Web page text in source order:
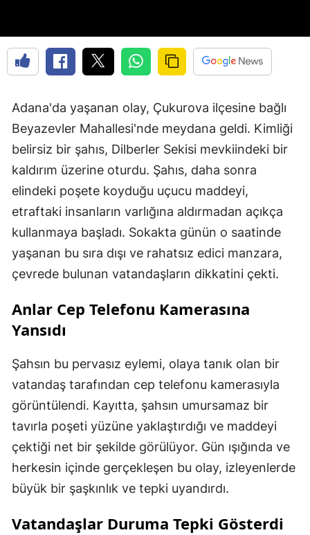
Adana'da yaşanan olay, Çukurova ilçesine bağlı
Beyazevler Mahallesi'nde meydana geldi. Kimliği
belirsiz bir şahıs, Dilberler Sekisi mevkiindeki bir
kaldırım üzerine oturdu. Şahıs, daha sonra
elindeki poşete koyduğu uçucu maddeyi,
etraftaki insanların varlığına aldırmadan açıkça
kullanmaya başladı. Sokakta günün o saatinde
yaşanan bu sıra dışı ve rahatsız edici manzara,
çevrede bulunan vatandaşların dikkatini çekti.
Anlar Cep Telefonu Kamerasına
Yansıdı
Şahsın bu pervasız eylemi, olaya tanık olan bir
vatandaş tarafından cep telefonu kamerasıyla
görüntülendi. Kayıtta, şahsın umursamaz bir
tavırla poşeti yüzüne yaklaştırdığı ve maddeyi
çektiği net bir şekilde görülüyor. Gün ışığında ve
herkesin içinde gerçekleşen bu olay, izleyenlerde
büyük bir şaşkınlık ve tepki uyandırdı.
Vatandaşlar Duruma Tepki Gösterdi